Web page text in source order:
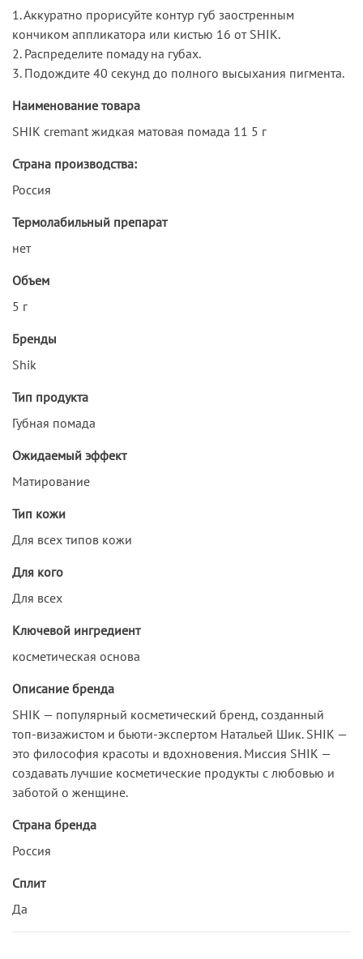
1. Аккуратно прорисуйте контур губ заостренным
кончиком аппликатора или кистью 16 от SHIK.
2. Распределите помаду на губах.
3. Подождите 40 секунд до полного высыхания пигмента.
Наименование товара
SHIK сremant жидкая матовая помада 11 5 г
Страна производства:
Россия
Термолабильный препарат
нет
Объем
5 г
Бренды
Shik
Тип продукта
Губная помада
Ожидаемый эффект
Матирование
Тип кожи
Для всех типов кожи
Для кого
Для всех
Ключевой ингредиент
косметическая основа
Описание бренда
SHIK — популярный косметический бренд, созданный
топ-визажистом и бьюти-экспертом Натальей Шик. SHIK —
это философия красоты и вдохновения. Миссия SHIK —
создавать лучшие косметические продукты с любовью и
заботой о женщине.
Страна бренда
Россия
Сплит
Да